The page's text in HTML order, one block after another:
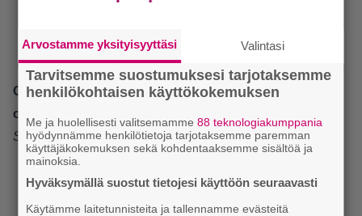
Onko pelaajien palautteessa ollut jotain, mitä ette
osanneet odottaa, tai muuta yllättävää?
Se, miten paljon ja pitkään peliä pelataan.
Arvostamme yksityisyyttäsi Valintasi
Tarvitsemme suostumuksesi tarjotaksemme
henkilökohtaisen käyttökokemuksen
Me ja huolellisesti valitsemamme88 teknologiakumppania
hyödynnämme henkilötietoja tarjotaksemme paremman
käyttäjäkokemuksen sekä kohdentaaksemme sisältöä ja
mainoksia.
Hyväksymällä suostut tietojesi käyttöön seuraavasti
Käytämme laitetunnisteita ja tallennamme evästeitä